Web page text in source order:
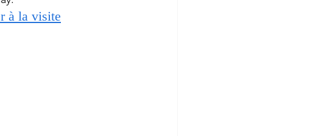
à la visite